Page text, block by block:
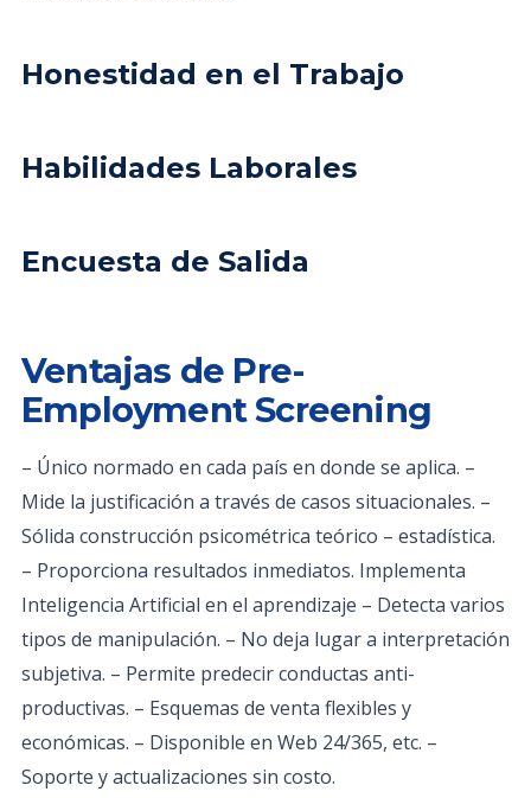
Honestidad en el Trabajo
Habilidades Laborales
Encuesta de Salida
Ventajas de Pre-
Employment Screening
– Único normado en cada país en donde se aplica. –
Mide la justificación a través de casos situacionales. –
Sólida construcción psicométrica teórico – estadística.
– Proporciona resultados inmediatos. Implementa
Inteligencia Artificial en el aprendizaje – Detecta varios
tipos de manipulación. – No deja lugar a interpretación
subjetiva. – Permite predecir conductas anti-
productivas. – Esquemas de venta flexibles y
económicas. – Disponible en Web 24/365, etc. –
Soporte y actualizaciones sin costo.